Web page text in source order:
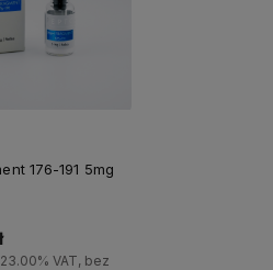
176-191 5mg
VAT, bez